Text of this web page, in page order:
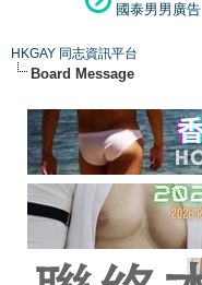
國泰男男廣告
HKGAY 同志資訊平台
Board Message